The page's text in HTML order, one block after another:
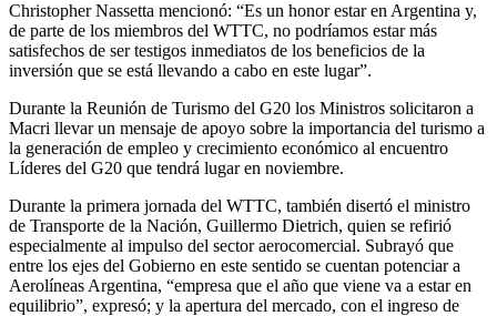
Christopher Nassetta mencionó: “Es un honor estar en Argentina y,
de parte de los miembros del WTTC, no podríamos estar más
satisfechos de ser testigos inmediatos de los beneficios de la
inversión que se está llevando a cabo en este lugar”.
Durante la Reunión de Turismo del G20 los Ministros solicitaron a
Macri llevar un mensaje de apoyo sobre la importancia del turismo a
la generación de empleo y crecimiento económico al encuentro
Líderes del G20 que tendrá lugar en noviembre.
Durante la primera jornada del WTTC, también disertó el ministro
de Transporte de la Nación, Guillermo Dietrich, quien se refirió
especialmente al impulso del sector aerocomercial. Subrayó que
entre los ejes del Gobierno en este sentido se cuentan potenciar a
Aerolíneas Argentina, “empresa que el año que viene va a estar en
equilibrio”, expresó; y la apertura del mercado, con el ingreso de